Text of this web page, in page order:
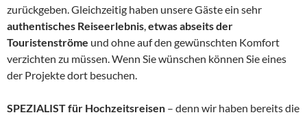
zurückgeben. Gleichzeitig haben unsere Gäste ein sehr
authentisches Reiseerlebnis,etwas abseits der
Touristenströme und ohne auf den gewünschten Komfort
verzichten zu müssen. Wenn Sie wünschen können Sie eines
der Projekte dort besuchen.
SPEZIALIST für Hochzeitsreisen – denn wir haben bereits die